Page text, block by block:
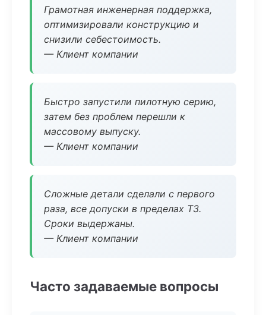
Грамотная инженерная поддержка,
оптимизировали конструкцию и
снизили себестоимость.
— Клиент компании
Быстро запустили пилотную серию,
затем без проблем перешли к
массовому выпуску.
— Клиент компании
Сложные детали сделали с первого
раза, все допуски в пределах ТЗ.
Сроки выдержаны.
— Клиент компании
Часто задаваемые вопросы